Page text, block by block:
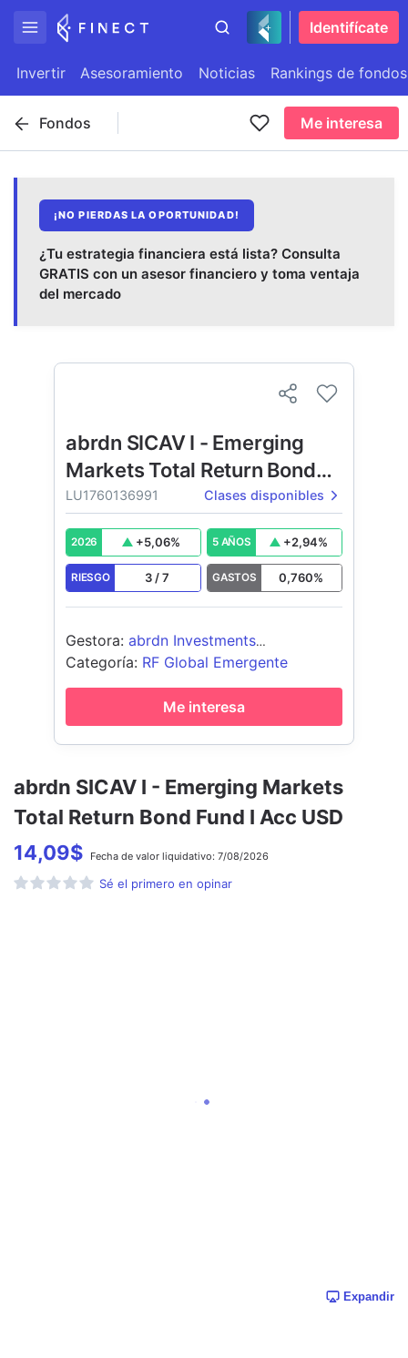
Identifícate
Invertir Asesoramiento Noticias Rankings de fondos
Fondos Me interesa
¡NO PIERDAS LA OPORTUNIDAD!
¿Tu estrategia financiera está lista? Consulta
GRATIS con un asesor financiero y toma ventaja
del mercado
abrdn SICAV I - Emerging Markets
Total Return Bond Fund I Acc USD
14,09$ Fecha de valor liquidativo: 7/08/2026
Sé el primero en opinar
Expandir
abrdn SICAV I - Emerging
Markets Total Return Bond
Fund
LU1760136991 Clases disponibles
2026 +5,06% 5 AÑOS +2,94%
RIESGO 3 /7 GASTOS 0,760%
Gestora: abrdn Investments
Luxembourg S.A.
Categoría: RF Global Emergente
Me interesa